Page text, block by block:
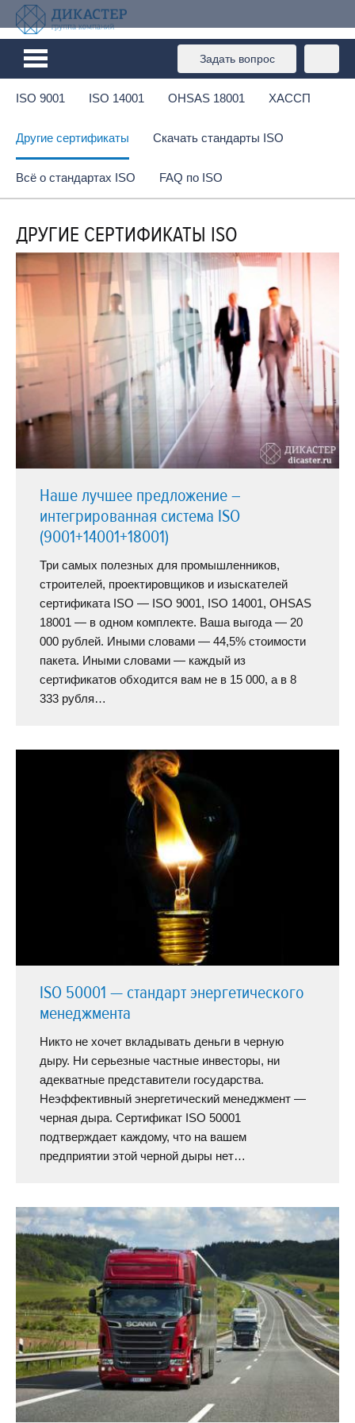
Задать вопрос
ISO 9001 ISO 14001 OHSAS 18001 ХАССП
Другие сертификаты Скачать стандарты ISO
Всё о стандартах ISO FAQ по ISO
ДРУГИЕ СЕРТИФИКАТЫ ISO
Наше лучшее предложение –
интегрированная система ISO
(9001+14001+18001)
Три самых полезных для промышленников,
строителей, проектировщиков и изыскателей
сертификата ISO — ISO 9001, ISO 14001, OHSAS
18001 — в одном комплекте. Ваша выгода — 20
000 рублей. Иными словами — 44,5% стоимости
пакета. Иными словами — каждый из
сертификатов обходится вам не в 15 000, а в 8
333 рубля…
ISO 50001 — стандарт энергетического
менеджмента
Никто не хочет вкладывать деньги в черную
дыру. Ни серьезные частные инвесторы, ни
адекватные представители государства.
Неэффективный энергетический менеджмент —
черная дыра. Сертификат ISO 50001
подтверждает каждому, что на вашем
предприятии этой черной дыры нет…